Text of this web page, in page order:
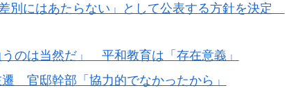
バムの83点でようやく信じた」
全に真逆 → 「予想通りの結果」「この2人は合体し
張に対して強く抗議したらしい → 「もはや毎年の恒
別にはあたらない」として公表する方針を決定
のは当然だ」 平和教育は「存在意義」
官邸幹部「協力的でなかったから」